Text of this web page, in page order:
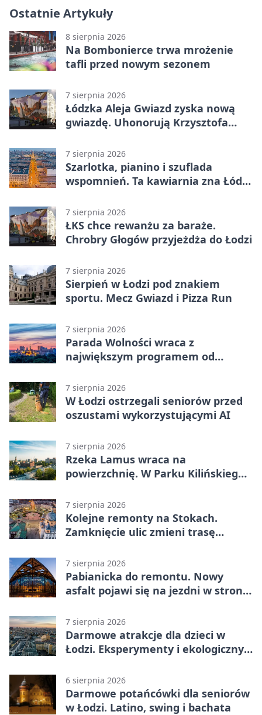
Ostatnie Artykuły
8 sierpnia 2026
Na Bombonierce trwa mrożenie
tafli przed nowym sezonem
7 sierpnia 2026
Łódzka Aleja Gwiazd zyska nową
gwiazdę. Uhonorują Krzysztofa
7 sierpnia 2026
Szarlotka, pianino i szuflada
wspomnień. Ta kawiarnia zna Łódź
7 sierpnia 2026
ŁKS chce rewanżu za baraże.
Chrobry Głogów przyjeżdża do Łodzi
7 sierpnia 2026
Sierpień w Łodzi pod znakiem
sportu. Mecz Gwiazd i Pizza Run
7 sierpnia 2026
Parada Wolności wraca z
największym programem od
platform
7 sierpnia 2026
W Łodzi ostrzegali seniorów przed
oszustami wykorzystującymi AI
7 sierpnia 2026
Rzeka Lamus wraca na
powierzchnię. W Parku Kilińskiego
7 sierpnia 2026
Kolejne remonty na Stokach.
Zamknięcie ulic zmieni trasę
7 sierpnia 2026
Pabianicka do remontu. Nowy
asfalt pojawi się na jezdni w stronę
7 sierpnia 2026
Darmowe atrakcje dla dzieci w
Łodzi. Eksperymenty i ekologiczny
6 sierpnia 2026
Darmowe potańcówki dla seniorów
w Łodzi. Latino, swing i bachata